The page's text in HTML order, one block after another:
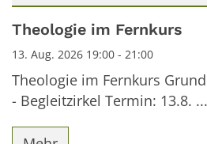
Datum: 13. August 2026
Theologie im Fernkurs
13. Aug. 2026 19:00 - 21:00
Theologie im Fernkurs
- Begleitzirkel Termin: 13.8. ...